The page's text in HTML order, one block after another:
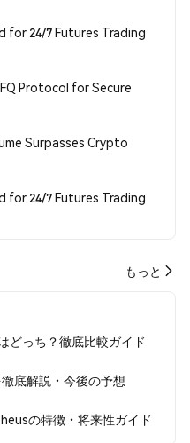
for 24/7 Futures Trading
Protocol for Secure
Surpasses Crypto
for 24/7 Futures Trading
もっと
どっち？徹底比較ガイド
底解説・今後の予想
の特徴・将来性ガイド